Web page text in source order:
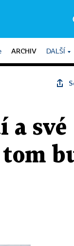
ARCHIV DALŠÍ
a své
tom